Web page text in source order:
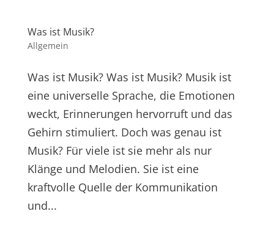
Was ist Musik?
Allgemein
Was ist Musik? Was ist Musik? Musik ist
eine universelle Sprache, die Emotionen
weckt, Erinnerungen hervorruft und das
Gehirn stimuliert. Doch was genau ist
Musik? Für viele ist sie mehr als nur
Klänge und Melodien. Sie ist eine
kraftvolle Quelle der Kommunikation
und...